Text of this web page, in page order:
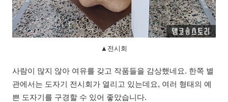
▲전시회
사람이 많지 않아 여유를 갖고 작품들을 감상했네요. 한쪽 별
관에서는 도자기 전시회가 열리고 있는데요, 여러 형태의 예
쁜 도자기를 구경할 수 있어 좋았습니다.